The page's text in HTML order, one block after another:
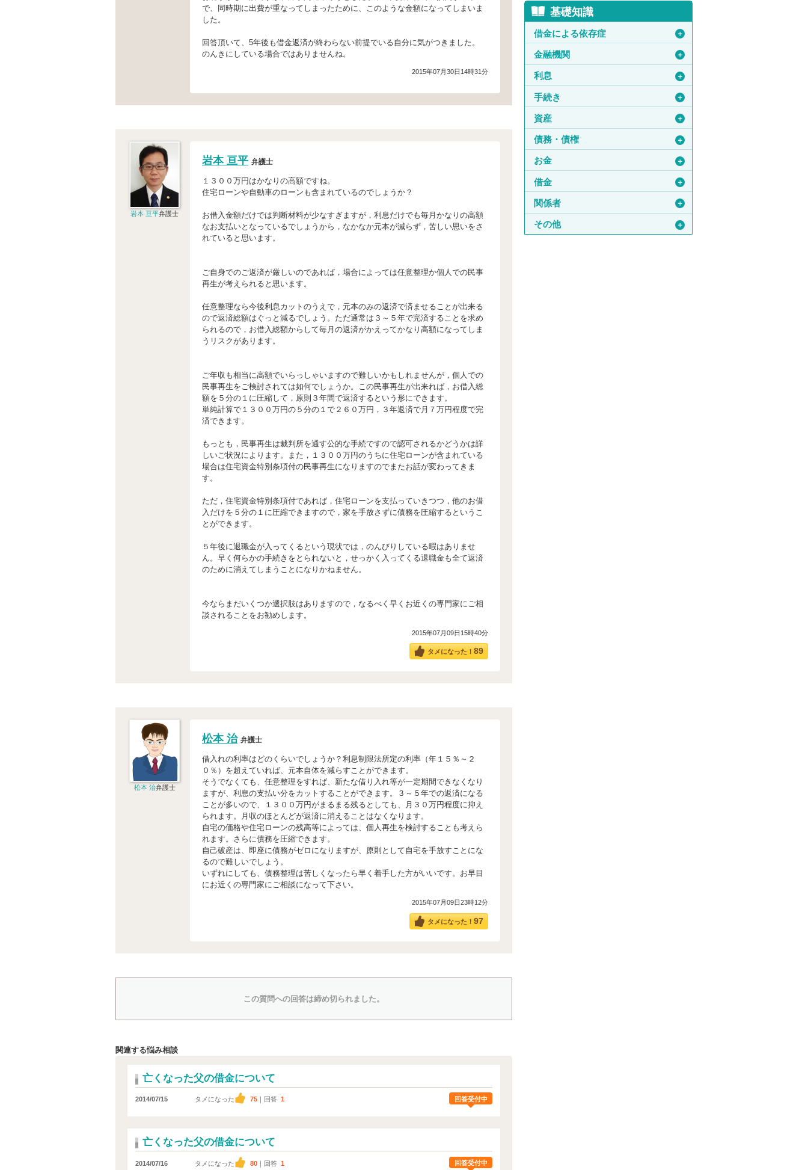
で、同時期に出費が重なってしまったために、このような金額になってしまいま
した。
回答頂いて、5年後も借金返済が終わらない前提でいる自分に気がつきました。
のんきにしている場合ではありませんね。
2015年07月30日14時31分
岩本 亘平弁護士
岩本 亘平 弁護士
１３００万円はかなりの高額ですね。
住宅ローンや自動車のローンも含まれているのでしょうか？
お借入金額だけでは判断材料が少なすぎますが，利息だけでも毎月かなりの高額
なお支払いとなっているでしょうから，なかなか元本が減らず，苦しい思いをさ
れていると思います。
ご自身でのご返済が厳しいのであれば，場合によっては任意整理か個人での民事
再生が考えられると思います。
任意整理なら今後利息カットのうえで，元本のみの返済で済ませることが出来る
ので返済総額はぐっと減るでしょう。ただ通常は３～５年で完済することを求め
られるので，お借入総額からして毎月の返済がかえってかなり高額になってしま
うリスクがあります。
ご年収も相当に高額でいらっしゃいますので難しいかもしれませんが，個人での
民事再生をご検討されては如何でしょうか。この民事再生が出来れば，お借入総
額を５分の１に圧縮して，原則３年間で返済するという形にできます。
単純計算で１３００万円の５分の１で２６０万円，３年返済で月７万円程度で完
済できます。
もっとも，民事再生は裁判所を通す公的な手続ですので認可されるかどうかは詳
しいご状況によります。また，１３００万円のうちに住宅ローンが含まれている
場合は住宅資金特別条項付の民事再生になりますのでまたお話が変わってきま
す。
ただ，住宅資金特別条項付であれば，住宅ローンを支払っていきつつ，他のお借
入だけを５分の１に圧縮できますので，家を手放さずに債務を圧縮するというこ
とができます。
５年後に退職金が入ってくるという現状では，のんびりしている暇はありませ
ん。早く何らかの手続きをとられないと，せっかく入ってくる退職金も全て返済
のために消えてしまうことになりかねません。
今ならまだいくつか選択肢はありますので，なるべく早くお近くの専門家にご相
談されることをお勧めします。
2015年07月09日15時40分
タメになった！89
松本 治弁護士
松本 治 弁護士
借入れの利率はどのくらいでしょうか？利息制限法所定の利率（年１５％～２
０％）を超えていれば、元本自体を減らすことができます。
そうでなくても、任意整理をすれば、新たな借り入れ等が一定期間できなくなり
ますが、利息の支払い分をカットすることができます。３～５年での返済になる
ことが多いので、１３００万円がまるまる残るとしても、月３０万円程度に抑え
られます。月収のほとんどが返済に消えることはなくなります。
自宅の価格や住宅ローンの残高等によっては、個人再生を検討することも考えら
れます。さらに債務を圧縮できます。
自己破産は、即座に債務がゼロになりますが、原則として自宅を手放すことにな
るので難しいでしょう。
いずれにしても、債務整理は苦しくなったら早く着手した方がいいです。お早目
にお近くの専門家にご相談になって下さい。
2015年07月09日23時12分
タメになった！97
この質問への回答は締め切られました。
関連する悩み相談
亡くなった父の借金について
2014/07/15 タメになった 75 ｜回答 1 回答受付中
亡くなった父の借金について
2014/07/16 タメになった 80 ｜回答 1 回答受付中
基礎知識
借金による依存症 ＋
金融機関 ＋
利息 ＋
手続き ＋
資産 ＋
債務・債権 ＋
お金 ＋
借金 ＋
関係者 ＋
その他 ＋